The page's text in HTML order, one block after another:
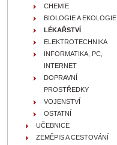
CHEMIE
BIOLOGIE A EKOLOGIE
LÉKAŘSTVÍ
ELEKTROTECHNIKA
INFORMATIKA, PC,
INTERNET
DOPRAVNÍ
PROSTŘEDKY
VOJENSTVÍ
OSTATNÍ
UČEBNICE
ZEMĚPIS A CESTOVÁNÍ